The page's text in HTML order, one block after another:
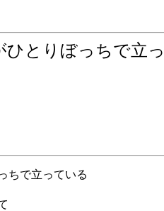
ひとりぼっちで立
ちで立っている